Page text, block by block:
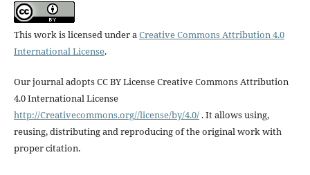
This work is licensed under aCreative Commons Attribution 4.0
International License.
Our journal adopts CC BY License Creative Commons Attribution
4.0 International License
http://Creativecommons.org//license/by/4.0/. It allows using,
reusing, distributing and reproducing of the original work with
proper citation.